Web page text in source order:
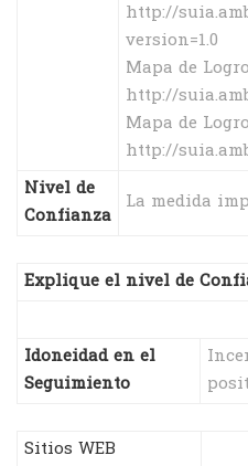
http://
version=1.0
Mapa de
http://
Mapa de
http://
Nivel de
Confianza
La medida
Explique el nivel de
Idoneidad en el
Seguimiento
Sitios WEB